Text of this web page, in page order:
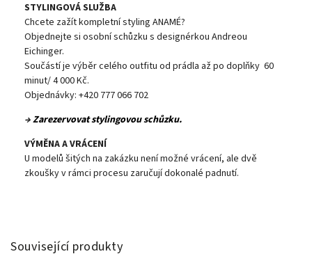
STYLINGOVÁ SLUŽBA
Chcete zažít kompletní styling ANAMÉ?
Objednejte si osobní schůzku s designérkou Andreou
Eichinger.
Součástí je výběr celého outfitu od prádla až po doplňky 60
minut/ 4 000 Kč.
Objednávky: +420 777 066 702
→Zarezervovat stylingovou schůzku.
VÝMĚNA A VRÁCENÍ
U modelů šitých na zakázku není možné vrácení, ale dvě
zkoušky v rámci procesu zaručují dokonalé padnutí.
Související produkty